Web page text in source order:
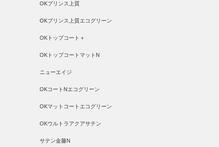
OKプリンス上質
OKプリンス上質エコグリーン
OKトップコート＋
OKトップコートマットN
ニューエイジ
OKコートNエコグリーン
OKマットコートエコグリーン
OKウルトラアクアサテン
サテン金藤N